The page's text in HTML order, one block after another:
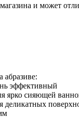
и может
абразиве:
эффективный
ярко сияющей